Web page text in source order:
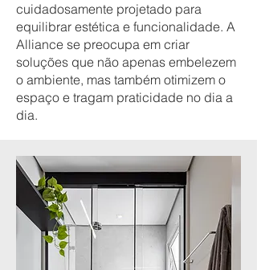
cuidadosamente projetado para
equilibrar estética e funcionalidade. A
Alliance se preocupa em criar
soluções que não apenas embelezem
o ambiente, mas também otimizem o
espaço e tragam praticidade no dia a
dia.